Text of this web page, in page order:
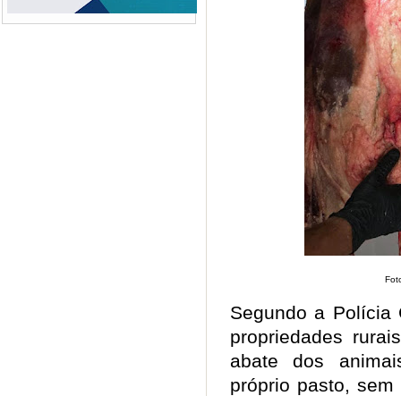
Segundo a Polícia
propriedades
abate dos
próprio pasto,